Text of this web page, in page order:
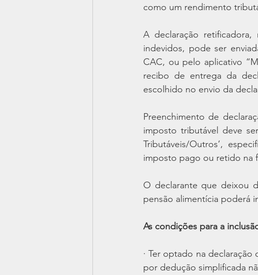
como um rendimento
A declaração
indevidos, pode ser
CAC, ou pelo aplicativo
recibo de entrega da
escolhido no envio da
Preenchimento de
imposto tributável deve
Tributáveis/Outros’,
imposto pago ou retido na
O declarante que deixou
pensão alimentícia poderá
As condições para a
· Ter optado na
por dedução simplificada